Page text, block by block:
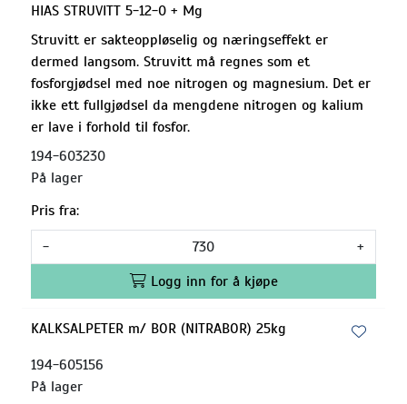
HIAS STRUVITT 5-12-0 + Mg
Struvitt er sakteoppløselig og næringseffekt er
dermed langsom. Struvitt må regnes som et
fosforgjødsel med noe nitrogen og magnesium. Det er
ikke ett fullgjødsel da mengdene nitrogen og kalium
er lave i forhold til fosfor.
194-603230
På lager
Pris fra:
-
+
Logg inn for å kjøpe
KALKSALPETER m/ BOR (NITRABOR) 25kg
194-605156
På lager